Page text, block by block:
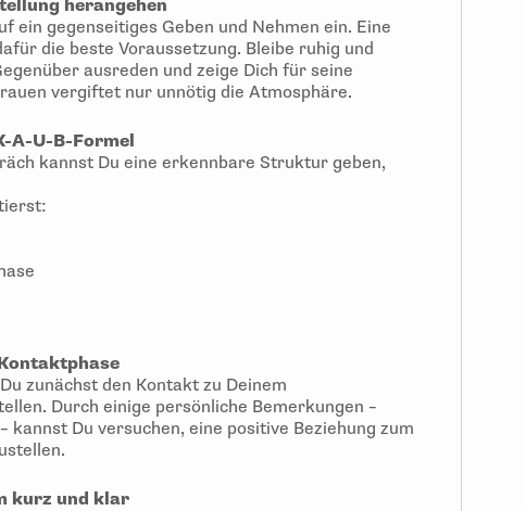
herangehen
ein gegenseitiges Geben und Nehmen ein. Eine
die beste Voraussetzung. Bleibe ruhig und
ausreden und zeige Dich für seine
vergiftet nur unnötig die Atmosphäre.
A-U-B-Formel
kannst Du eine erkennbare Struktur geben,
zunächst den Kontakt zu Deinem
Durch einige persönliche Bemerkungen –
kannst Du versuchen, eine positive Beziehung zum
kurz und klar